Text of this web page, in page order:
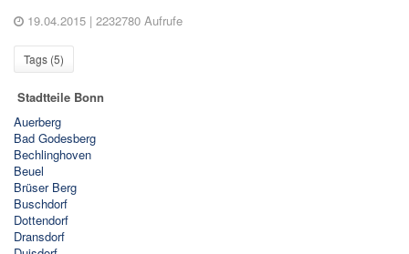
19.04.2015 | 2232780 Aufrufe
Tags (5)
Stadtteile Bonn
Auerberg
Bad Godesberg
Bechlinghoven
Beuel
Brüser Berg
Buschdorf
Dottendorf
Dransdorf